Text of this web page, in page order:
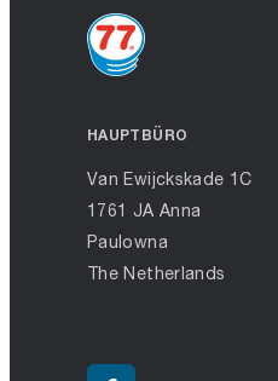
HAUPTBÜRO
Van Ewijckskade 1C
1761 JA Anna
Paulowna
The Netherlands